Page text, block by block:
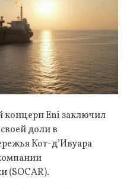
концерн Eni заключил
доли в
Кот-д’Ивуара
(SOCAR).